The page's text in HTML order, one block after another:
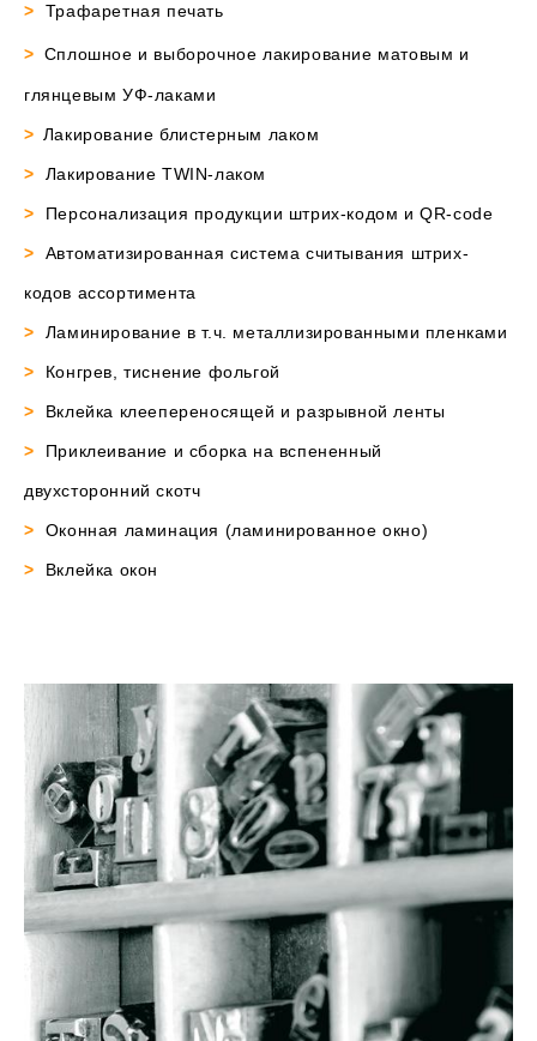
> Трафаретная печать
> Сплошное и выборочное лакирование матовым и
глянцевым УФ-лаками
> Лакирование блистерным лаком
> Лакирование TWIN-лаком
> Персонализация продукции штрих-кодом и QR-code
> Автоматизированная система считывания штрих-
кодов ассортимента
> Ламинирование в т.ч. металлизированными пленками
> Конгрев, тиснение фольгой
> Вклейка клеепереносящей и разрывной ленты
> Приклеивание и сборка на вспененный
двухсторонний скотч
> Оконная ламинация (ламинированное окно)
> Вклейка окон